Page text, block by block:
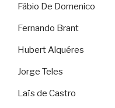
Fábio De Domenico
Fernando Brant
Hubert Alquéres
Jorge Teles
Laïs de Castro